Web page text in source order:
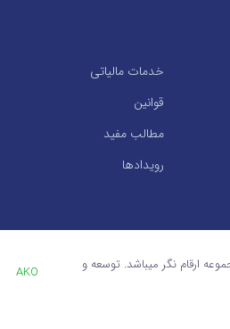
خدمات مالیاتی
قوانین
مطالب مفید
رویدادها
ارقام نگر میباشد. توسعه و
AKO